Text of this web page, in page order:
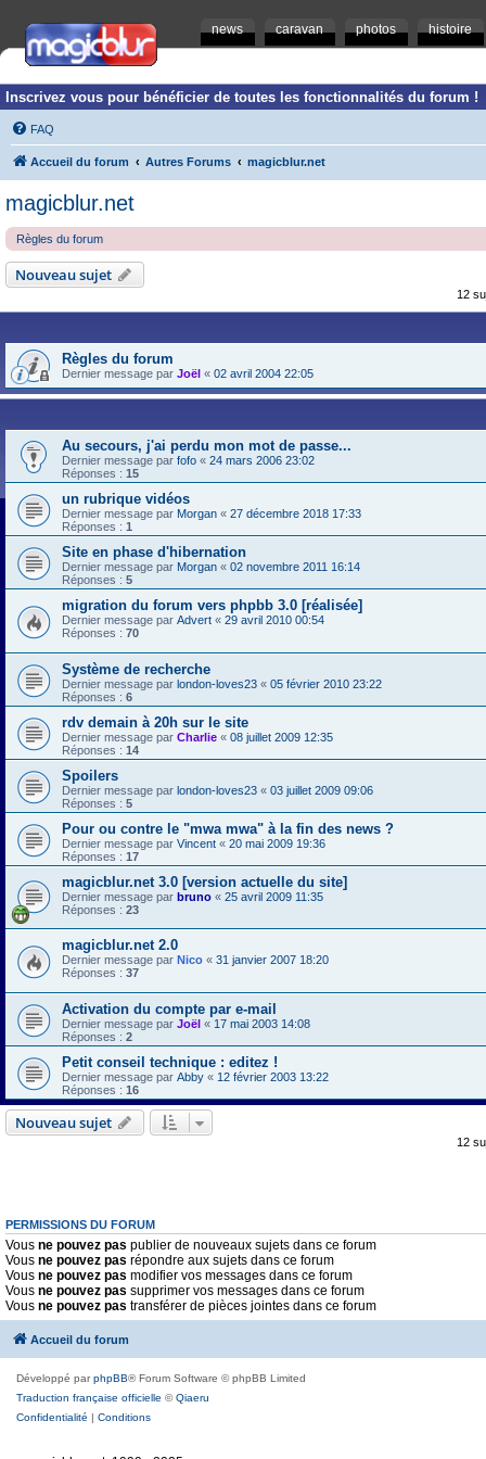
news caravan photos histoire
Inscrivez vous pour bénéficier de toutes les fonctionnalités du forum !
FAQ
Accueil du forum Autres Forums magicblur.net
magicblur.net
Règles du forum
Nouveau sujet
12
Règles du forum
Dernier message par Joël « 02 avril 2004 22:05
Au secours, j'ai perdu mon mot de passe...
Dernier message par fofo « 24 mars 2006 23:02
Réponses : 15
un rubrique vidéos
Dernier message par Morgan « 27 décembre 2018 17:33
Réponses : 1
Site en phase d'hibernation
Dernier message par Morgan « 02 novembre 2011 16:14
Réponses : 5
migration du forum vers phpbb 3.0 [réalisée]
Dernier message par Advert « 29 avril 2010 00:54
Réponses : 70
Système de recherche
Dernier message par london-loves23 « 05 février 2010 23:22
Réponses : 6
rdv demain à 20h sur le site
Dernier message par Charlie « 08 juillet 2009 12:35
Réponses : 14
Spoilers
Dernier message par london-loves23 « 03 juillet 2009 09:06
Réponses : 5
Pour ou contre le "mwa mwa" à la fin des news ?
Dernier message par Vincent « 20 mai 2009 19:36
Réponses : 17
magicblur.net 3.0 [version actuelle du site]
Dernier message par bruno « 25 avril 2009 11:35
Réponses : 23
magicblur.net 2.0
Dernier message par Nico « 31 janvier 2007 18:20
Réponses : 37
Activation du compte par e-mail
Dernier message par Joël « 17 mai 2003 14:08
Réponses : 2
Petit conseil technique : editez !
Dernier message par Abby « 12 février 2003 13:22
Réponses : 16
Nouveau sujet
12
PERMISSIONS DU FORUM
Vous ne pouvez pas publier de nouveaux sujets dans ce forum
Vous ne pouvez pas répondre aux sujets dans ce forum
Vous ne pouvez pas modifier vos messages dans ce forum
Vous ne pouvez pas supprimer vos messages dans ce forum
Vous ne pouvez pas transférer de pièces jointes dans ce forum
Accueil du forum
Développé parphpBB® Forum Software © phpBB Limited
Traduction française officielle ©Qiaeru
Confidentialité | Conditions